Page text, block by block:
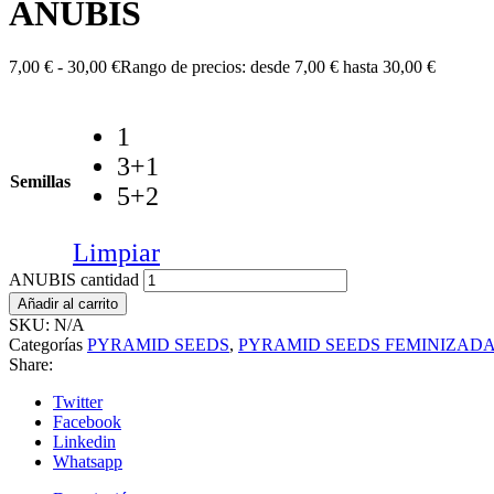
ANUBIS
7,00 € - 30,00 €Rango de precios: desde 7,00 € hasta 30,00 €
Semillas
1
3+1
5+2
Limpiar
ANUBIS cantidad
Añadir al carrito
SKU: N/A
Categorías PYRAMID SEEDS, PYRAMID SEEDS
Share:
Twitter
Facebook
Linkedin
Whatsapp